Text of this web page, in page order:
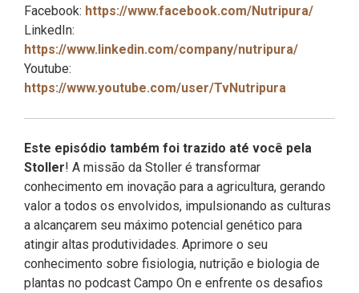
Facebook: https://www.facebook.com/Nutripura/
LinkedIn:
https://www.linkedin.com/company/nutripura/
Youtube:
https://www.youtube.com/user/TvNutripura
Este episódio também foi trazido até você pela
Stoller! A missão da Stoller é transformar
conhecimento em inovação para a agricultura, gerando
valor a todos os envolvidos, impulsionando as culturas
a alcançarem seu máximo potencial genético para
atingir altas produtividades. Aprimore o seu
conhecimento sobre fisiologia, nutrição e biologia de
plantas no podcast Campo On e enfrente os desafios